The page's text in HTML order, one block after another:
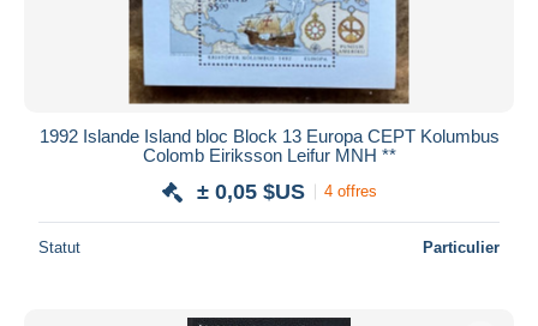
1992 Islande Island bloc Block 13 Europa CEPT Kolumbus
Colomb Eiriksson Leifur MNH **
± 0,05 $US 4 offres
Statut Particulier